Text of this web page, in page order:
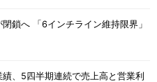
鎖へ 「6インチライン維持限界」
、5四半期連続で売上高と営業利